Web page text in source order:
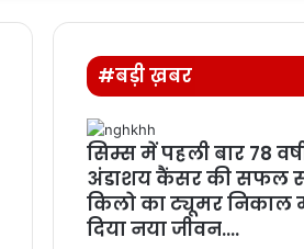
#बड़ी ख़बर
सिम्स में पहली बार 78
अंडाशय कैंसर की सफल
किलो का ट्यूमर निकाल
दिया नया जीवन….